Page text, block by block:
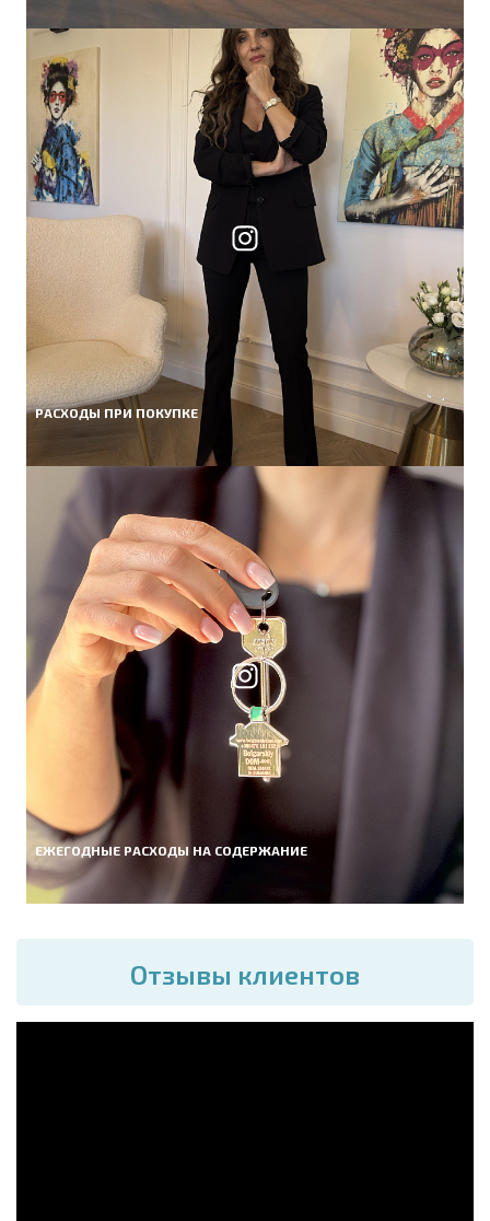
РАСХОДЫ ПРИ ПОКУПКЕ
ЕЖЕГОДНЫЕ РАСХОДЫ НА СОДЕРЖАНИЕ
Отзывы клиентов